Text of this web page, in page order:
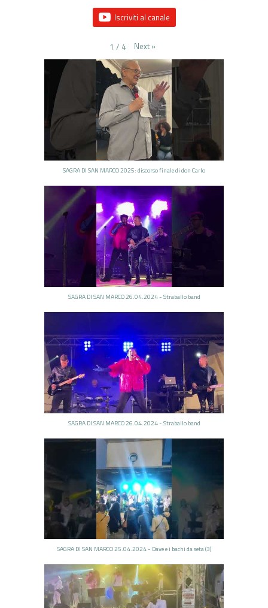
Iscriviti al canale
1 / 4 Next »
SAGRA DI SAN MARCO 2025: discorso finale di don Carlo
SAGRA DI SAN MARCO 26.04.2024 - Straballo band
SAGRA DI SAN MARCO 26.04.2024 - Straballo band
SAGRA DI SAN MARCO 25.04.2024 - Dave e i bachi da seta (3)